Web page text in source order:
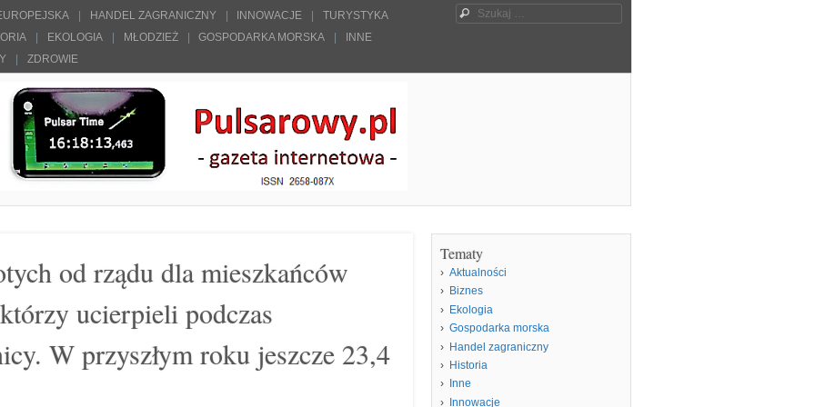
HANDEL ZAGRANICZNY INNOWACJE
TURYSTYKA
EKOLOGIA MŁODZIEŻ GOSPODARKA MORSKA
INNE
ZDROWIE
Szukaj
od rządu dla mieszkańców
ucierpieli podczas
W przyszłym roku jeszcze 23,4
Tematy
Aktualności
Biznes
Ekologia
Gospodarka morska
Handel zagraniczny
Historia
Inne
Innowacje